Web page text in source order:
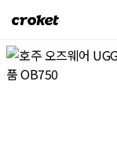
크
켓